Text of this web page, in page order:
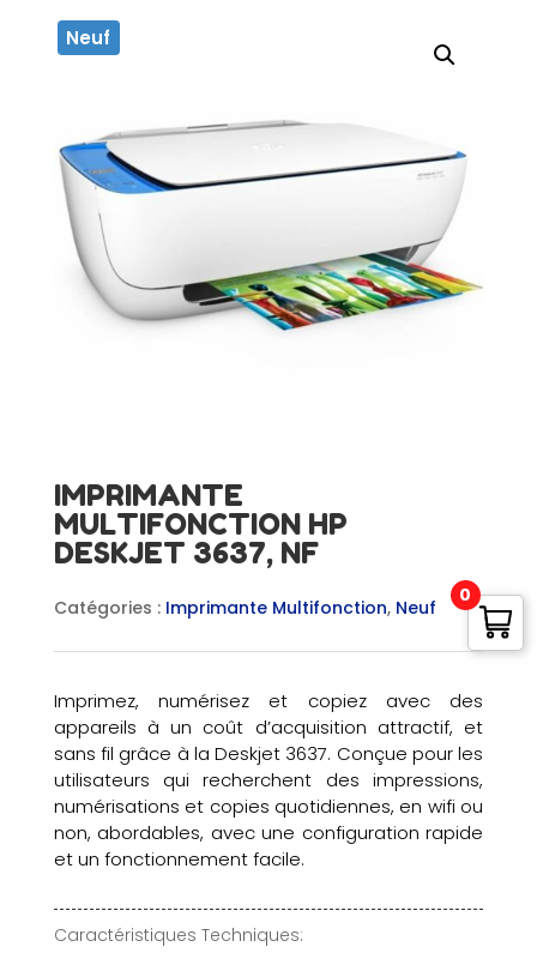
Neuf
IMPRIMANTE
MULTIFONCTION HP
DESKJET 3637, NF
Catégories : Imprimante Multifonction, Neuf
Imprimez, numérisez et copiez avec des
appareils à un coût d’acquisition attractif, et
sans fil grâce à la Deskjet 3637. Conçue pour les
utilisateurs qui recherchent des impressions,
numérisations et copies quotidiennes, en wifi ou
non, abordables, avec une configuration rapide
et un fonctionnement facile.
Caractéristiques Techniques:
0